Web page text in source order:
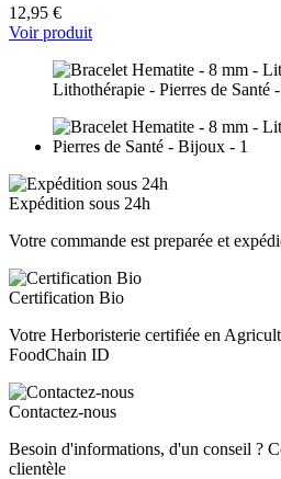
12,95 €
Voir produit
Expédition sous 24h
Votre commande est preparée et
Certification Bio
Votre Herboristerie certifiée en
FoodChain ID
Contactez-nous
Besoin d'informations, d'un conseil ?
clientèle